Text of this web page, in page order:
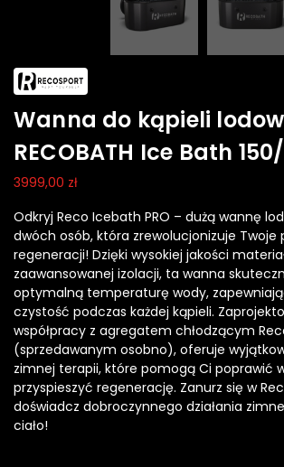
Wanna do kąpieli
RECOBATH Ice Bath
3999,00 zł
Odkryj Reco Icebath PRO – dużą wannę
dwóch osób, która zrewolucjonizuje Twoje
regeneracji! Dzięki wysokiej jakości
zaawansowanej izolacji, ta wanna
optymalną temperaturę wody,
czystość podczas każdej kąpieli.
współpracy z agregatem chłodzącym
(sprzedawanym osobno), oferuje
zimnej terapii, które pomogą Ci poprawić
przyspieszyć regenerację. Zanurz się w
doświadcz dobroczynnego działania
ciało!